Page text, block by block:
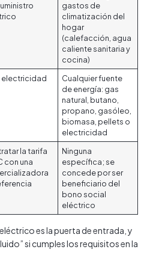
gastos de
climatización del
hogar
(calefacción, agua
caliente sanitaria y
cocina)
electricidad
Cualquier fuente
de energía: gas
natural, butano,
propano, gasóleo,
biomasa, pellets o
electricidad
la tarifa
con una
Ninguna
específica; se
concede por ser
beneficiario del
bono social
eléctrico
es la puerta de entrada, y
si cumples los requisitos en la